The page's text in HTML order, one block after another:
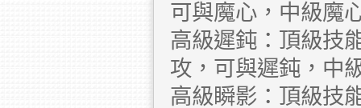
可與魔心，中級魔
高級遲鈍：頂級技
攻，可與遲鈍，中
高級瞬影：頂級技